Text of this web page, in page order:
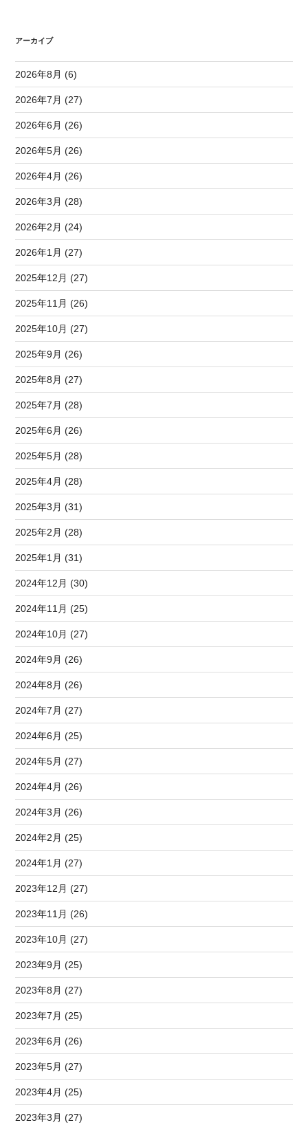
アーカイブ
2026年8月 (6)
2026年7月 (27)
2026年6月 (26)
2026年5月 (26)
2026年4月 (26)
2026年3月 (28)
2026年2月 (24)
2026年1月 (27)
2025年12月 (27)
2025年11月 (26)
2025年10月 (27)
2025年9月 (26)
2025年8月 (27)
2025年7月 (28)
2025年6月 (26)
2025年5月 (28)
2025年4月 (28)
2025年3月 (31)
2025年2月 (28)
2025年1月 (31)
2024年12月 (30)
2024年11月 (25)
2024年10月 (27)
2024年9月 (26)
2024年8月 (26)
2024年7月 (27)
2024年6月 (25)
2024年5月 (27)
2024年4月 (26)
2024年3月 (26)
2024年2月 (25)
2024年1月 (27)
2023年12月 (27)
2023年11月 (26)
2023年10月 (27)
2023年9月 (25)
2023年8月 (27)
2023年7月 (25)
2023年6月 (26)
2023年5月 (27)
2023年4月 (25)
2023年3月 (27)